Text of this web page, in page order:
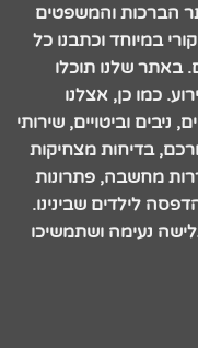
הברכות והמשפטים
במיוחד וכתבנו כל
באתר שלנו תוכלו
כמו כן, אצלנו
וביטויים, שירותי
בדיחות מצחיקות
מחשבה, פתרונות
לילדים שבינינו.
נעימה ושתמשיכו